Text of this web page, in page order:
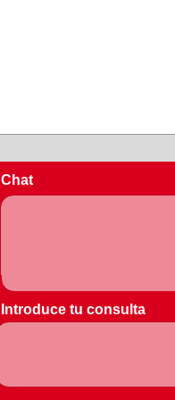
Chat
Introduce tu consulta